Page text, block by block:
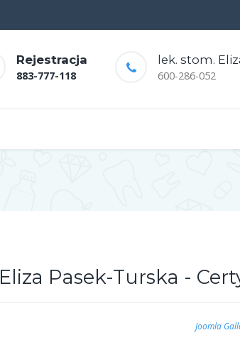
Rejestracja
883-777-118
lek. stom.
600-286-052
Eliza Pasek-Turska -
Joomla